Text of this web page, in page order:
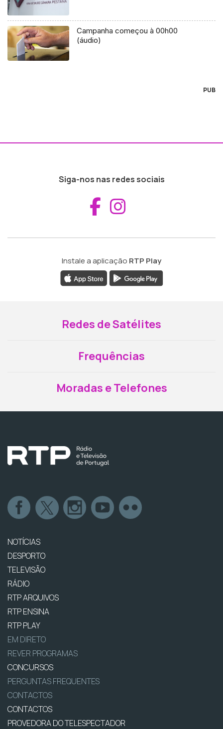
Campanha começou à 00h00
(áudio)
PUB
Siga-nos nas redes sociais
Aceder ao
Instale a aplicação RTP Play
Redes de Satélites
Frequências
Moradas e Telefones
NOTÍCIAS
DESPORTO
TELEVISÃO
RÁDIO
RTP ARQUIVOS
RTP ENSINA
RTP PLAY
EM DIRETO
REVER PROGRAMAS
CONCURSOS
PERGUNTAS FREQUENTES
CONTACTOS
CONTACTOS
PROVEDORA DO TELESPECTADOR